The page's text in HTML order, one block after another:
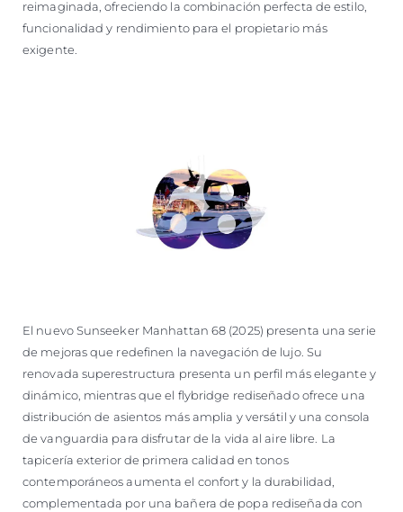
reimaginada, ofreciendo la combinación perfecta de estilo,
funcionalidad y rendimiento para el propietario más
exigente.
El nuevo Sunseeker Manhattan 68 (2025) presenta una serie
de mejoras que redefinen la navegación de lujo. Su
renovada superestructura presenta un perfil más elegante y
dinámico, mientras que el flybridge rediseñado ofrece una
distribución de asientos más amplia y versátil y una consola
de vanguardia para disfrutar de la vida al aire libre. La
tapicería exterior de primera calidad en tonos
contemporáneos aumenta el confort y la durabilidad,
complementada por una bañera de popa rediseñada con